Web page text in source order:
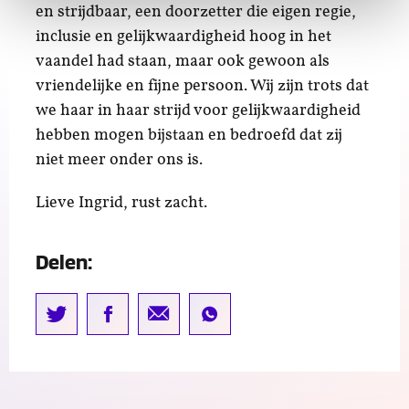
en strijdbaar, een doorzetter die eigen regie,
inclusie en gelijkwaardigheid hoog in het
vaandel had staan, maar ook gewoon als
vriendelijke en fijne persoon. Wij zijn trots dat
we haar in haar strijd voor gelijkwaardigheid
hebben mogen bijstaan en bedroefd dat zij
niet meer onder ons is.
Lieve Ingrid, rust zacht.
Delen: